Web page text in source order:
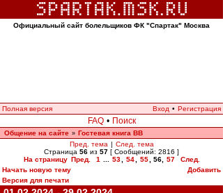
Официальный сайт болельщиков ФК "Спартак" Москва
Полная версия Вход • Регистрация
FAQ • Поиск
Общение на сайте » Гостевая книга ВВ
Пред. тема | След. тема
Страница 56 из 57 [ Сообщений: 2816 ]
На страницу Пред. 1 53 54 55 56, 57
След.
Начать новую тему
Добавить
Версия для печати